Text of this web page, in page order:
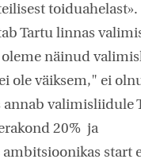
toiduahelast».
Tartu linnas
oleme näinud
ole väiksem," ei
valimisliidule
20% ja
start